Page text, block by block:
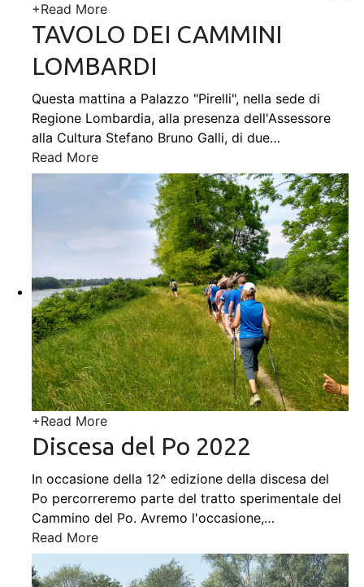
+Read More
TAVOLO DEI CAMMINI
LOMBARDI
Questa mattina a Palazzo "Pirelli", nella sede di
Regione Lombardia, alla presenza dell'Assessore
alla Cultura Stefano Bruno Galli, di due…
Read More
+Read More
Discesa del Po 2022
In occasione della 12^ edizione della discesa del
Po percorreremo parte del tratto sperimentale del
Cammino del Po. Avremo l'occasione,…
Read More